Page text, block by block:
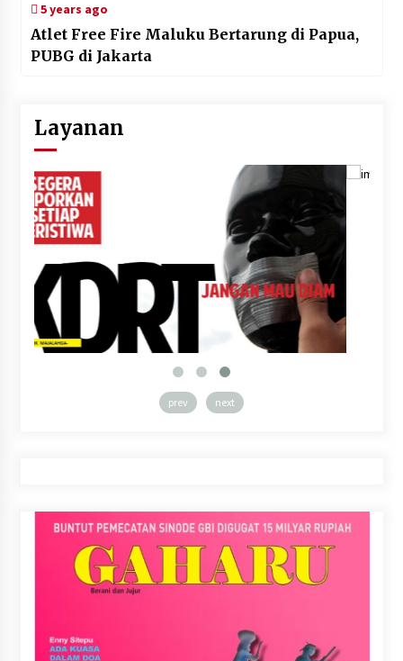
5 years ago
Atlet Free Fire Maluku Bertarung di Papua,
PUBG di Jakarta
Layanan
prev next